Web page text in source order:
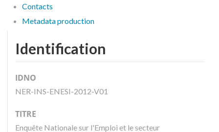
Contacts
Metadata production
Identification
IDNO
NER-INS-ENESI-2012-V01
TITRE
Enquête Nationale sur l'Emploi et le secteur